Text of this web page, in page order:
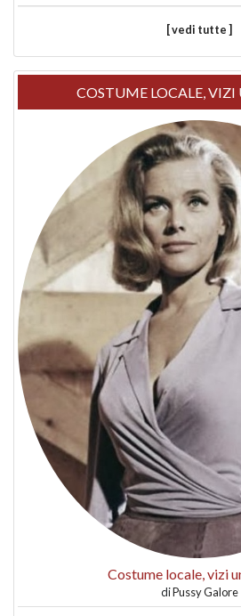
[ vedi tutte ]
COSTUME LOCALE, VIZI
Costume locale, vizi
diPussy Galore